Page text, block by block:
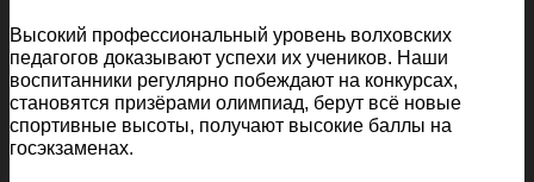
Высокий профессиональный уровень волховских
педагогов доказывают успехи их учеников. Наши
воспитанники регулярно побеждают на конкурсах,
становятся призёрами олимпиад, берут всё новые
спортивные высоты, получают высокие баллы на
госэкзаменах.